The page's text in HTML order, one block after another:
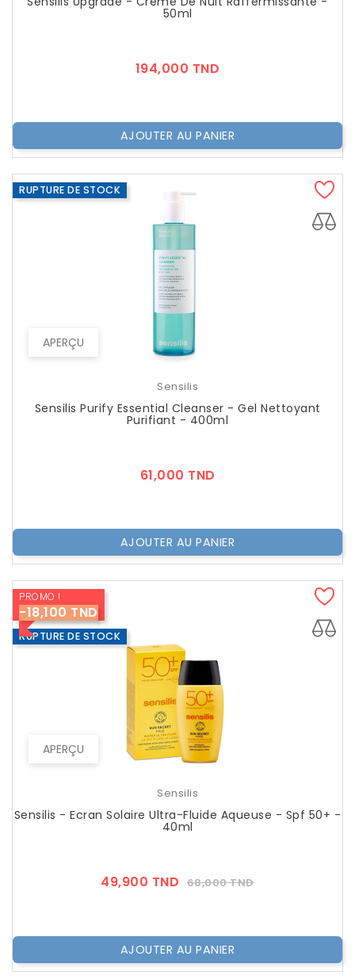
50ml
194,000 TND
AJOUTER AU PANIER
APERÇU
RUPTURE DE STOCK
Sensilis
Sensilis Purify Essential Cleanser - Gel Nettoyant
Purifiant - 400ml
61,000 TND
AJOUTER AU PANIER
APERÇU
PROMO !
-18,100 TND
RUPTURE DE STOCK
Sensilis
Sensilis - Ecran Solaire Ultra-Fluide Aqueuse - Spf 50+ -
40ml
49,900 TND Prix
68,000 TNDPrix
AJOUTER AU PANIER